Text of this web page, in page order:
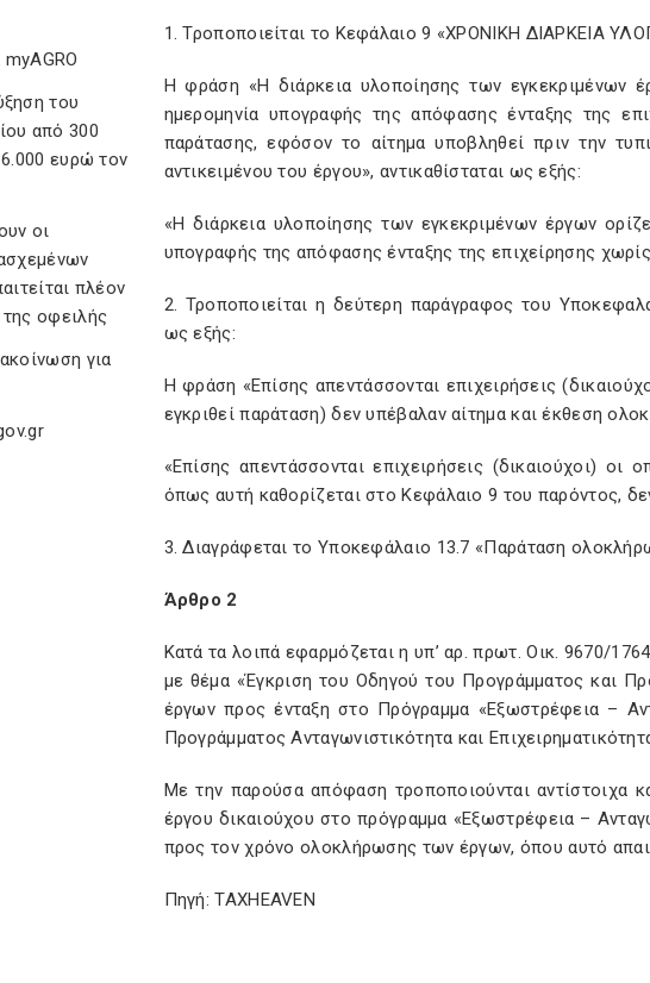
του
από 300
ευρώ τον
οι
πλέον
οφειλής
για
1. Τροποποιείται το Κεφάλαιο 9 «ΧΡΟΝΙΚΗ ΔΙΑΡΚΕΙΑ
Η φράση «Η διάρκεια υλοποίησης των εγκεκριμένων
ημερομηνία υπογραφής της απόφασης ένταξης της
παράτασης, εφόσον το αίτημα υποβληθεί πριν την
αντικειμένου του έργου», αντικαθίσταται ως εξής:
«Η διάρκεια υλοποίησης των εγκεκριμένων έργων
υπογραφής της απόφασης ένταξης της επιχείρησης
2. Τροποποιείται η δεύτερη παράγραφος του
ως εξής:
Η φράση «Επίσης απεντάσσονται επιχειρήσεις
εγκριθεί παράταση) δεν υπέβαλαν αίτημα και έκθεση
«Επίσης απεντάσσονται επιχειρήσεις (δικαιούχοι)
όπως αυτή καθορίζεται στο Κεφάλαιο 9 του παρόντος,
3. Διαγράφεται το Υποκεφάλαιο 13.7 «Παράταση
Άρθρο 2
Κατά τα λοιπά εφαρμόζεται η υπ’ αρ. πρωτ. Oικ. 9670/
με θέμα «Έγκριση του Οδηγού του Προγράμματος και
έργων προς ένταξη στο Πρόγραμμα «Εξωστρέφεια –
Προγράμματος Ανταγωνιστικότητα και
Με την παρούσα απόφαση τροποποιούνται αντίστοιχα
έργου δικαιούχου στο πρόγραμμα «Εξωστρέφεια –
προς τον χρόνο ολοκλήρωσης των έργων, όπου αυτό
Πηγή: TAXHEAVEN